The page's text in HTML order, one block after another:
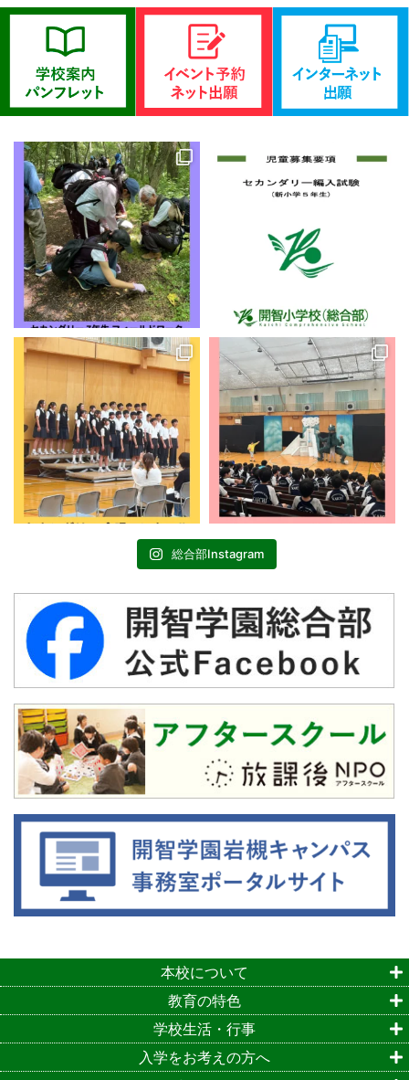
総合部Instagram
本校について
教育の特色
学校生活・行事
入学をお考えの方へ